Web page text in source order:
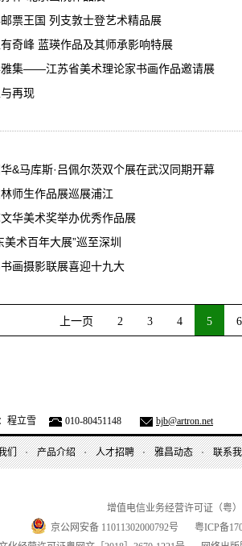
票王国 列支敦士登艺术精品展
奇峰 蓝瑛作品及其师承影响特展
雅集——江苏省美术理论家书画作品邀请展
再现
&马库斯·吕佩尔茨双个展在武汉同期开幕
师生作品展巡展浦江
华美术奖举办优秀作品展
美术百年大展”巡至深圳
画摄影联展喜迎十九大
上一页 2 3 4 5 6
程立雪 010-80451148 bjb@artron.net
们 产品介绍 人才招聘 雅昌动态 联系
增值电信业务经营许可证（粤）
京公网安备 11011302000792号
粤ICP备